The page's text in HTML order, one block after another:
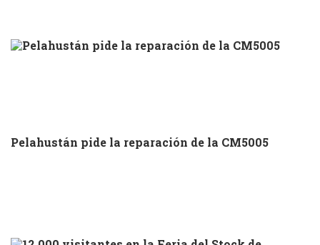
Pelahustán pide la reparación de la CM5005